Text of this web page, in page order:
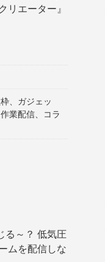
リエーター』
、ガジェッ
業配信、コラ
る～？ 低気圧
ムを配信しな